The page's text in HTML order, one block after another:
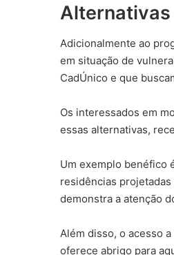
Alternativas
Adicionalmente ao
em situação de
CadÚnico e que
Os interessados em
essas alternativas,
Um exemplo benéfico
residências
demonstra a atenção
Além disso, o acesso
oferece abrigo para